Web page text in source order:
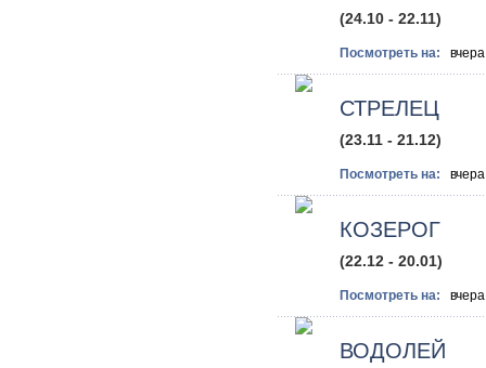
(24.10 - 22.11)
Посмотреть на:
СТРЕЛЕЦ
(23.11 - 21.12)
Посмотреть на:
КОЗЕРОГ
(22.12 - 20.01)
Посмотреть на:
ВОДОЛЕЙ